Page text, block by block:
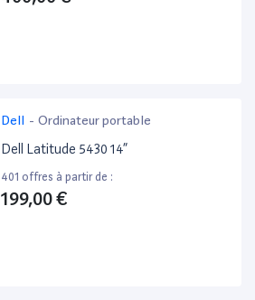
Dell - Ordinateur portable
Dell Latitude 5430 14”
401 offres à partir de :
199,00 €